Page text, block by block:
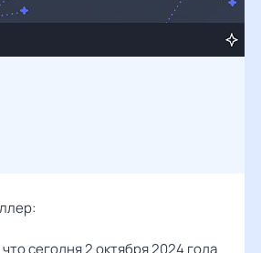
сегодня 2 октября 2024 года